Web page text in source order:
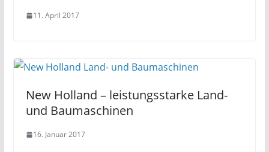
11. April 2017
New Holland – leistungsstarke Land-
und Baumaschinen
16. Januar 2017